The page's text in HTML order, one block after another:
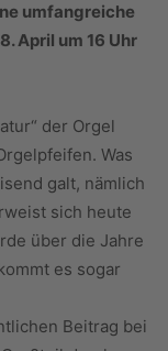
umfangreiche
April um 16 Uhr
der Orgel
Was
galt, nämlich
sich heute
über die Jahre
es sogar
Beitrag bei